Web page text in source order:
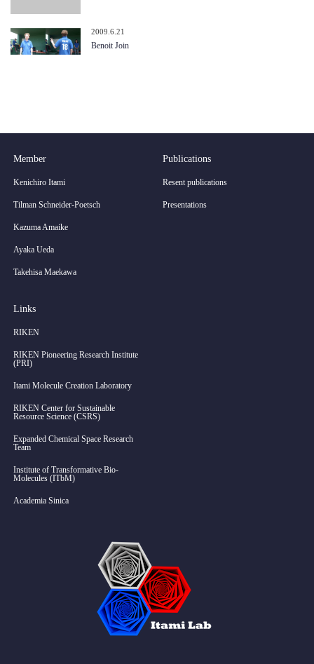
2009.6.21
Benoit Join
Member
Kenichiro Itami
Tilman Schneider-Poetsch
Kazuma Amaike
Ayaka Ueda
Takehisa Maekawa
Publications
Resent publications
Presentations
Links
RIKEN
RIKEN Pioneering Research Institute
(PRI)
Itami Molecule Creation Laboratory
RIKEN Center for Sustainable
Resource Science (CSRS)
Expanded Chemical Space Research
Team
Institute of Transformative Bio-
Molecules (ITbM)
Academia Sinica